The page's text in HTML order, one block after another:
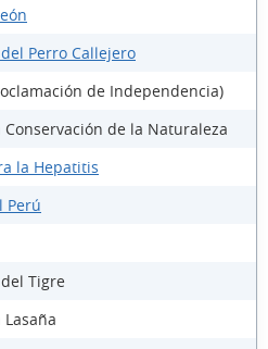
Perro Callejero
de Independencia)
de la Naturaleza
la Hepatitis
Perú
Tigre